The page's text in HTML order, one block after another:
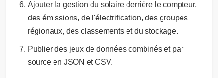
Ajouter la gestion du solaire derrière le compteur,
des émissions, de l'électrification, des groupes
régionaux, des classements et du stockage.
Publier des jeux de données combinés et par
source en JSON et CSV.